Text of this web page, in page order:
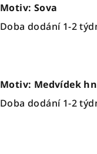
Motiv: Sova
Doba dodání 1-2
Motiv: Medvídek
Doba dodání 1-2